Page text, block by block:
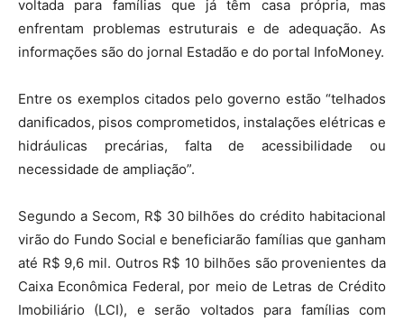
voltada para famílias que já têm casa própria, mas
enfrentam problemas estruturais e de adequação. As
informações são do jornal Estadão e do portal InfoMoney.
Entre os exemplos citados pelo governo estão “telhados
danificados, pisos comprometidos, instalações elétricas e
hidráulicas precárias, falta de acessibilidade ou
necessidade de ampliação”.
Segundo a Secom, R$ 30 bilhões do crédito habitacional
virão do Fundo Social e beneficiarão famílias que ganham
até R$ 9,6 mil. Outros R$ 10 bilhões são provenientes da
Caixa Econômica Federal, por meio de Letras de Crédito
Imobiliário (LCI), e serão voltados para famílias com